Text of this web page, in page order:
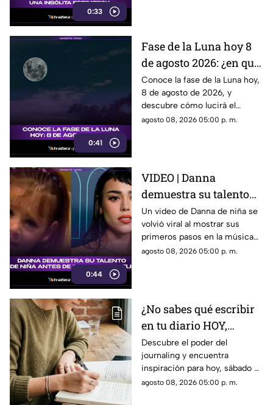
0:33
Descubre todos los detalles.
0:41
Fase de la Luna hoy 8
de agosto 2026: ¿en qué
etapa lunar estará esta
noche?
Conoce la fase de la Luna hoy,
8 de agosto de 2026, y
descubre cómo lucirá el
satélite natural durante esta
agosto 08, 2026 05:00 p. m.
0:44
VIDEO | Danna
demuestra su talento
desde niña antes de su
colaboración con
Belinda.
Un video de Danna de niña se
volvió viral al mostrar sus
primeros pasos en la música
antes de su colaboración con
agosto 08, 2026 05:00 p. m.
¿No sabes qué escribir
en tu diario HOY,
sábado 8 de junio de
2026? Usa este journal
prompt
Descubre el poder del
journaling y encuentra
inspiración para hoy, sábado 8
de junio de 2026. Un prompt
agosto 08, 2026 05:00 p. m.